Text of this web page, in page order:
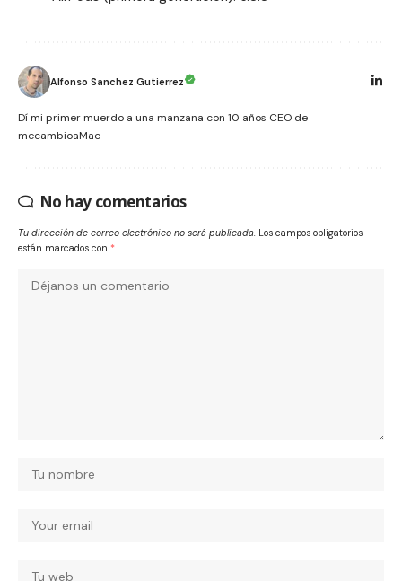
Alfonso Sanchez Gutierrez
Dí mi primer muerdo a una manzana con 10 años CEO de
mecambioaMac
No hay comentarios
Tu dirección de correo electrónico no será publicada. Los campos obligatorios
están marcados con *